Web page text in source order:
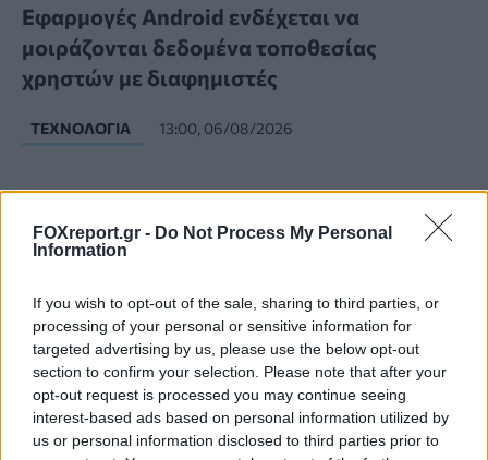
FOXreport.gr - Do Not Process My Personal
Information
If you wish to opt-out of the sale, sharing to third parties, or
processing of your personal or sensitive information for
targeted advertising by us, please use the below opt-out
section to confirm your selection. Please note that after your
opt-out request is processed you may continue seeing
interest-based ads based on personal information utilized by
us or personal information disclosed to third parties prior to
Εφαρμογές Android ενδέχεται να
μοιράζονται δεδομένα τοποθεσίας
χρηστών με διαφημιστές
ΤΕΧΝΟΛΟΓΊΑ 13:00, 06/08/2026